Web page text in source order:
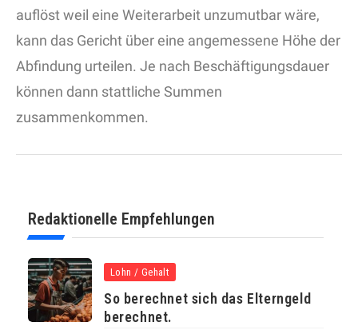
auflöst weil eine Weiterarbeit unzumutbar wäre,
kann das Gericht über eine angemessene Höhe der
Abfindung urteilen. Je nach Beschäftigungsdauer
können dann stattliche Summen
zusammenkommen.
Redaktionelle Empfehlungen
Lohn / Gehalt
So berechnet sich das Elterngeld
berechnet.